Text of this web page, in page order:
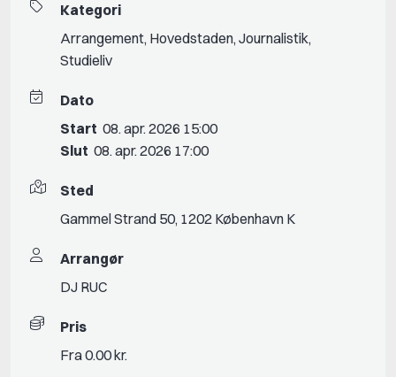
Kategori
Arrangement, Hovedstaden,Journalistik,
Studieliv
Dato
Start 08. apr. 2026 15:00
Slut 08. apr. 2026 17:00
Sted
Gammel Strand 50, 1202 København K
Arrangør
DJ RUC
Pris
Fra 0.00 kr.